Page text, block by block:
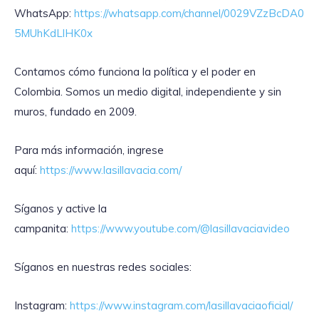
WhatsApp: https://whatsapp.com/channel/0029VZzBcDA0
5MUhKdLlHK0x
Contamos cómo funciona la política y el poder en
Colombia. Somos un medio digital, independiente y sin
muros, fundado en 2009.
Para más información, ingrese
aquí: https://www.lasillavacia.com/
Síganos y active la
campanita: https://www.youtube.com/@lasillavaciavideo
Síganos en nuestras redes sociales:
Instagram: https://www.instagram.com/lasillavaciaoficial/